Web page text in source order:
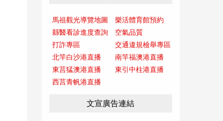
馬祖觀光導覽地圖
樂活體育館預約
縣醫看診進度查詢
空氣品質
打詐專區
交通違規檢舉專區
北竿白沙港直播
南竿福澳港直播
東莒猛澳港直播
東引中柱港直播
西莒青帆港直播
文宣廣告連結